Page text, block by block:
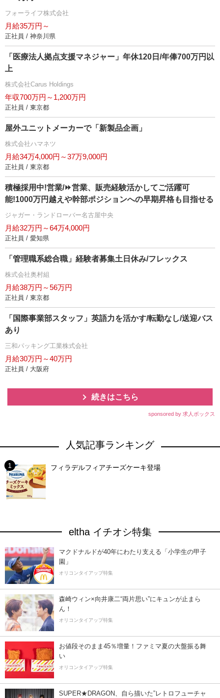
フォーライフ株式会社
月給35万円～
正社員 / 神奈川県
「医療法人拠点支援マネジャー」年休120日/年俸700万円以
上
株式会社Carus Holdings
年収700万円～1,200万円
正社員 / 東京都
屋外ユニットメーカーで「新製品企画」
株式会社ハマネツ
月給34万4,000円～37万9,000円
正社員 / 東京都
積極採用中!営業/⏩️営業、販売経験活かしてご活躍可
能!1000万円越えや幹部ポジションへの早期昇格も目指せる
ジャガー・ランドローバー名古屋中央
月給32万円～64万4,000円
正社員 / 愛知県
「管理職系総合職」経験者募集土日休み/フレックス
株式会社奥村組
月給38万円～56万円
正社員 / 東京都
「国際事業部スタッフ」英語力を活かす/転勤なし/送迎バス
あり
三和パッキング工業株式会社
月給30万円～40万円
正社員 / 大阪府
続きはこちら
sponsored by 求人ボックス
人気記事ランキング
フィラデルフィアチーズケーキ登場
eltha イチオシ特集
マクドナルドが40年にわたり支える「小学生の甲子
園」
オリコンタイアップ特集
森崎ウィン×向井康二“両片思い”にキュンが止まら
ん！
オリコンタイアップ特集
お値段そのまま45％増量！ファミマ夏の大盤振る舞
い
オリコンタイアップ特集
SUPER★DRAGON、自ら描いた”レトロフューチャ